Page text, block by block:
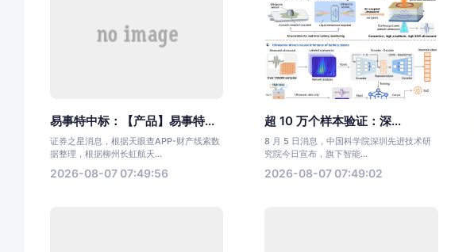
易事特中标：【产品】易事特...
证券之星消息，根据天眼查APP-财产线索数
据整理，根据柳州长虹航天...
2026-08-07 07:49:56
超 10 万个样本验证：深...
8 月 5 日消息，中国科学院深圳先进技术研
究院今日宣布，旗下智能...
2026-08-07 07:49:02